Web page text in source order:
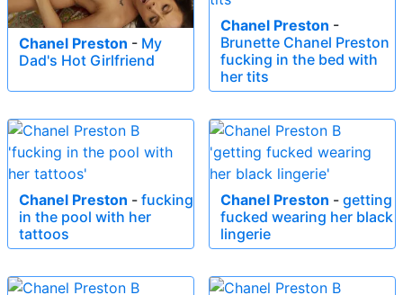
Chanel Preston - My
Dad's Hot Girlfriend
Chanel Preston -
Brunette Chanel Preston
fucking in the bed with
her tits
Chanel Preston - fucking
in the pool with her
tattoos
Chanel Preston - getting
fucked wearing her black
lingerie